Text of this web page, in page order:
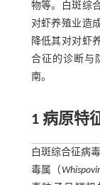
物等。白斑综
对虾养殖业造
降低其对对虾
合征的诊断与
南。
1 病原特
白斑综合征病
毒属（